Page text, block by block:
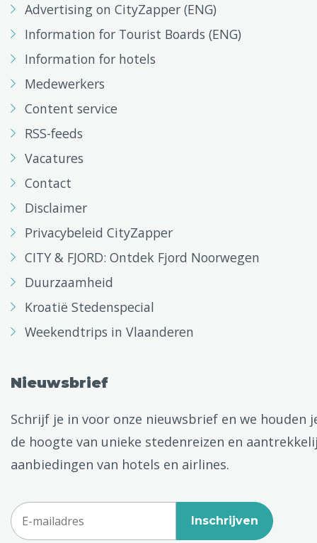
Advertising on CityZapper (ENG)
Information for Tourist Boards (ENG)
Information for hotels
Medewerkers
Content service
RSS-feeds
Vacatures
Contact
Disclaimer
Privacybeleid CityZapper
CITY & FJORD: Ontdek Fjord Noorwegen
Duurzaamheid
Kroatië Stedenspecial
Weekendtrips in Vlaanderen
Nieuwsbrief
Schrijf je in voor onze nieuwsbrief en we houden
de hoogte van unieke stedenreizen en
aanbiedingen van hotels en airlines.
Inschrijven